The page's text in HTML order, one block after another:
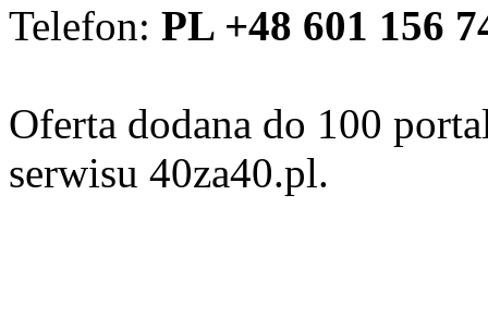
Telefon: PL +48 601 156
Oferta dodana do 100
serwisu 40za40.pl.